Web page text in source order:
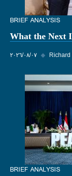
BRIEF ANALYSIS
What the Next
٠٧‏/٠٨‏/٢٠٢٦ ◆
BRIEF ANALYSIS